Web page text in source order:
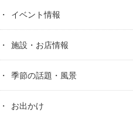
イベント情報
施設・お店情報
季節の話題・風景
お出かけ